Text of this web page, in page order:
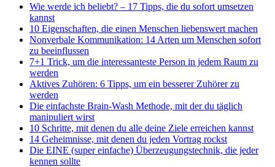
Wie werde ich beliebt? – 17 Tipps, die du sofort umsetzen
kannst
10 Eigenschaften, die einen Menschen liebenswert machen
Nonverbale Kommunikation: 14 Arten um Menschen sofort
zu beeinflussen
7+1 Trick, um die interessanteste Person in jedem Raum zu
werden
Aktives Zuhören: 6 Tipps, um ein besserer Zuhörer zu
werden
Die einfachste Brain-Wash Methode, mit der du täglich
manipuliert wirst
10 Schritte, mit denen du alle deine Ziele erreichen kannst
14 Geheimnisse, mit denen du jeden Vortrag rockst
Die EINE (super einfache) Überzeugungstechnik, die jeder
kennen sollte